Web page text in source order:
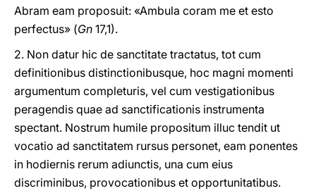
Abram eam proposuit: «Ambula coram me et esto
perfectus» (Gn 17,1).
2. Non datur hic de sanctitate tractatus, tot cum
definitionibus distinctionibusque, hoc magni momenti
argumentum completuris, vel cum vestigationibus
peragendis quae ad sanctificationis instrumenta
spectant. Nostrum humile propositum illuc tendit ut
vocatio ad sanctitatem rursus personet, eam ponentes
in hodiernis rerum adiunctis, una cum eius
discriminibus, provocationibus et opportunitatibus.